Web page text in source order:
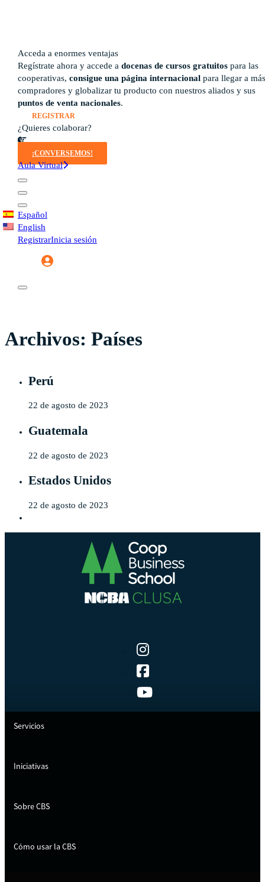
Acceda a enormes ventajas
Regístrate ahora y accede a docenas de cursos gratuitospara las
cooperativas, consigue una página internacionalpara llegar a más
compradores y globalizar tu producto con nuestros aliados y sus
puntos de venta nacionales.
REGISTRAR
¿Quieres colaborar?
¡CONVERSEMOS!
Aula Virtual
Español
English
RegistrarInicia sesión
Archivos: Países
Perú
22 de agosto de 2023
Guatemala
22 de agosto de 2023
Estados Unidos
22 de agosto de 2023
Servicios
Iniciativas
Sobre CBS
Cómo usar la CBS